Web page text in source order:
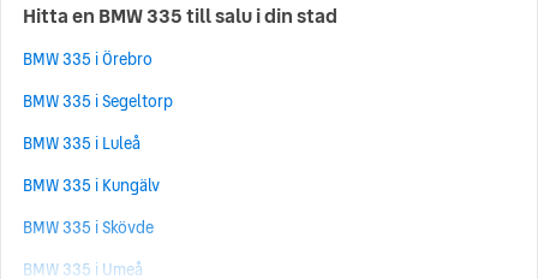
BMW 530 (569)
BMW 320D (456)
BMW 118 (455)
BMW i4 (370)
BMW X6 (341)
BMW iX1
(320)
Hitta en BMW 335 till salu i din stad
BMW 335 i Örebro
BMW 335 i Segeltorp
BMW 335 i Luleå
BMW 335 i Kungälv
BMW 335 i Skövde
BMW 335 i Umeå